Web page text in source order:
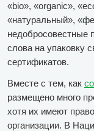
«bio», «organic»,
«натуральный»,
недобросовестные
слова на упаковку
сертификатов.
Вместе с тем, как
размещено много
хотя их имеют
организации. В